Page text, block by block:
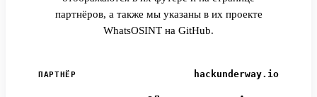
партнёров, а также мы указаны в их проекте
WhatsOSINT на GitHub.
ПАРТНЁР hackunderway.io